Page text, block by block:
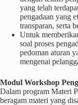
yang telah
pengadaan yang
transparan, serta
Untuk
soal proses
pedoman aturan
mengenai
Modul Workshop
Dalam program Materi
beragam materi yang